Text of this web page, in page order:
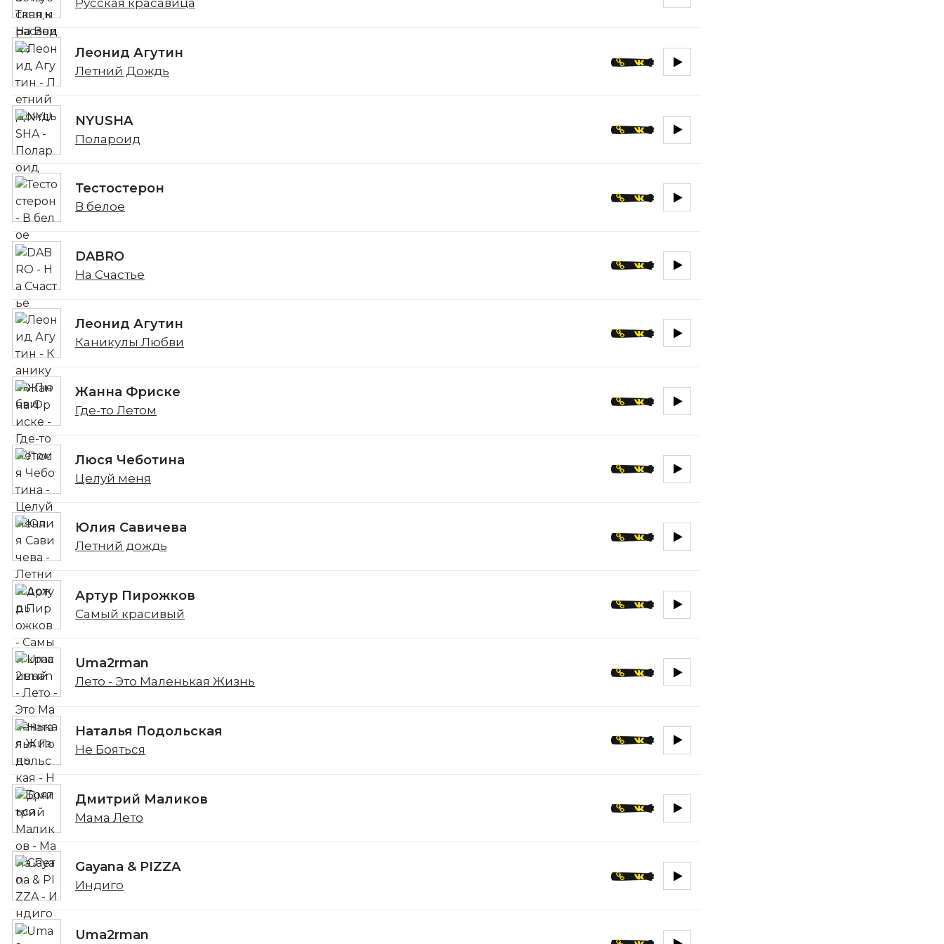
Русская красавица
Леонид Агутин
Летний Дождь
NYUSHA
Полароид
Тестостерон
В белое
DABRO
На Счастье
Леонид Агутин
Каникулы Любви
Жанна Фриске
Где-то Летом
Люся Чеботина
Целуй меня
Юлия Савичева
Летний дождь
Артур Пирожков
Самый красивый
Uma2rman
Лето - Это Маленькая Жизнь
Наталья Подольская
Не Бояться
Дмитрий Маликов
Мама Лето
Gayana & PIZZA
Индиго
Uma2rman